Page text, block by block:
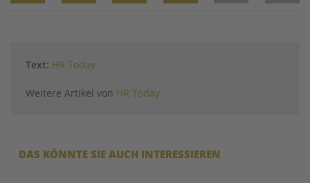
Text: HR Today
Weitere Artikel von HR Today
DAS KÖNNTE SIE AUCH INTERESSIEREN